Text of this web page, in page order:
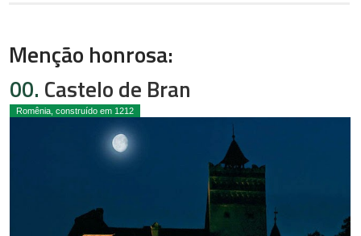
Menção honrosa:
00. Castelo de Bran
Romênia, construído em 1212